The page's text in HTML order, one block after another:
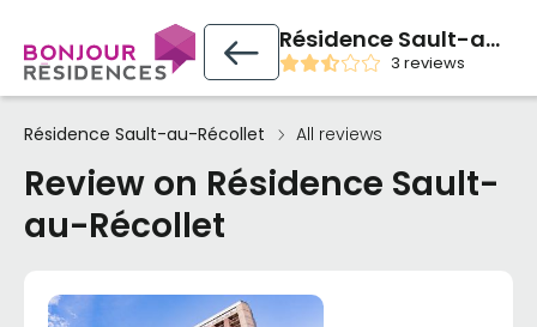
Résidence Sault-au-Récollet
3 reviews
Résidence Sault-au-Récollet All reviews
Review on Résidence Sault-
au-Récollet